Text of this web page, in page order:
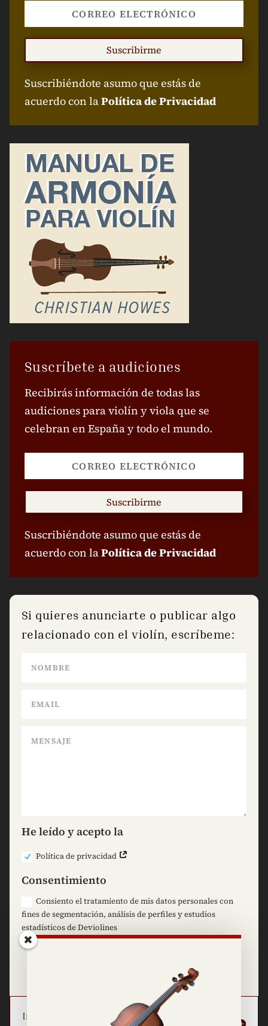
Suscríbete a Cursos
Recibirás información de cursos, talleres y
masterclasses para violín y viola que se
celebran en España.
Suscribirme
Suscribiéndote asumo que estás de
acuerdo con laPolítica de Privacidad
Suscríbete a audiciones
Recibirás información de todas las
audiciones para violín y viola que se
celebran en España y todo el mundo.
Suscribiéndote asumo que estás de
He leído y acepto la
Política de privacidad